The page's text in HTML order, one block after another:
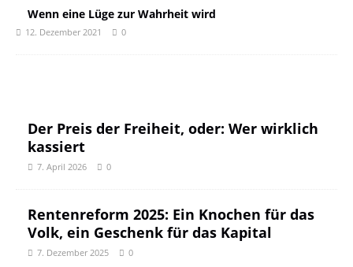
Wenn eine Lüge zur Wahrheit wird
12. Dezember 2021 0
Der Preis der Freiheit, oder: Wer wirklich
kassiert
7. April 2026 0
Rentenreform 2025: Ein Knochen für das
Volk, ein Geschenk für das Kapital
7. Dezember 2025 0